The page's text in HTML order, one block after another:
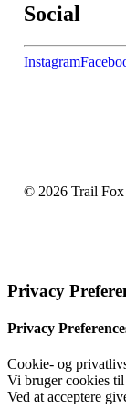
Social
Instagram
© 2026 Trail Fox
Privacy
Privacy
Cookie- og
Vi bruger cookies
Ved at acceptere